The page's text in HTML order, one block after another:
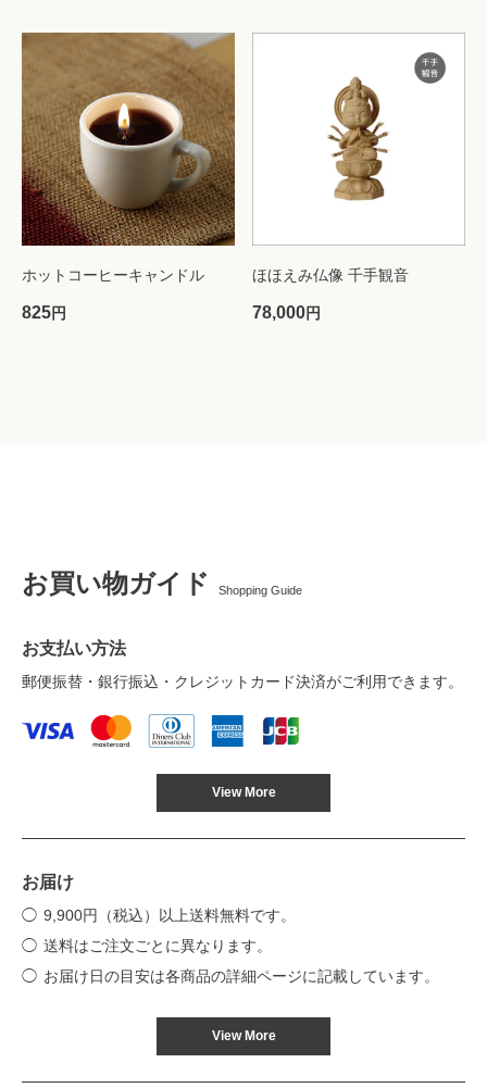
ホットコーヒーキャンドル
825円
ほほえみ仏像 千手観音
78,000円
お買い物ガイド Shopping Guide
お支払い方法
郵便振替・銀行振込・クレジットカード決済がご利用できます。
View More
お届け
9,900円（税込）以上送料無料です。
送料はご注文ごとに異なります。
お届け日の目安は各商品の詳細ページに記載しています。
View More